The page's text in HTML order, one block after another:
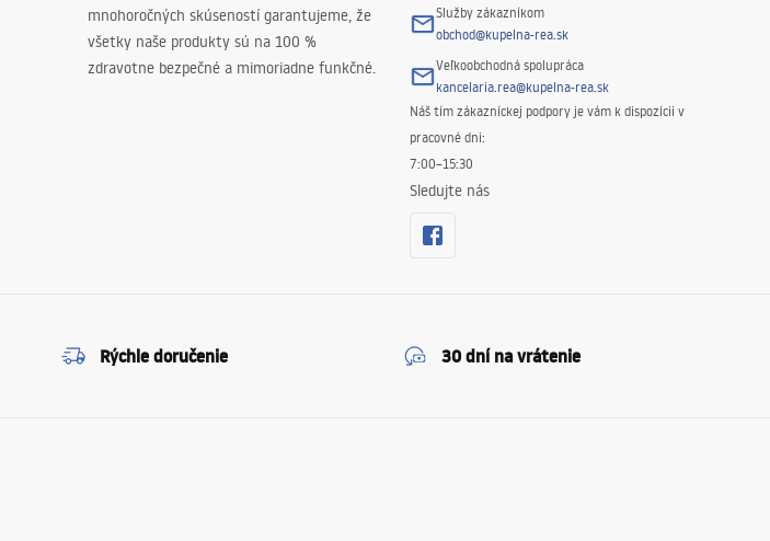
mnohoročných skúseností garantujeme, že
všetky naše produkty sú na 100 %
zdravotne bezpečné a mimoriadne funkčné.
Služby zákazníkom
obchod@kupelna-rea.sk
Veľkoobchodná spolupráca
kancelaria.rea@kupelna-rea.sk
Náš tím zákazníckej podpory je vám k dispozícii v
pracovné dni:
7:00–15:30
Sledujte nás
Rýchle doručenie 30 dní na vrátenie